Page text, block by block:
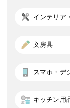
インテリア
文房具
スマホ・デ
キッチン用